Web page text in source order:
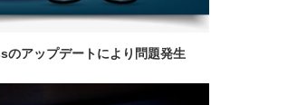
のアップデートにより問題発生